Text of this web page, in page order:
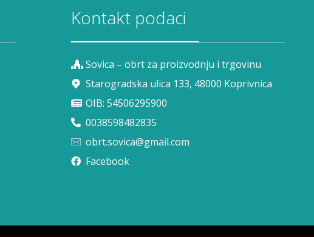
Kontakt podaci
Sovica – obrt za proizvodnju i trgovinu
Starogradska ulica 133, 48000 Koprivnica
OIB: 54506295900
0038598482835
obrt.sovica@gmail.com
Facebook